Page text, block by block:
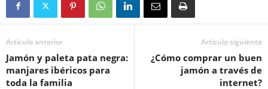
Artículo anterior
Jamón y paleta pata negra:
manjares ibéricos para
toda la familia
Artículo siguiente
¿Cómo comprar un buen
jamón a través de
internet?